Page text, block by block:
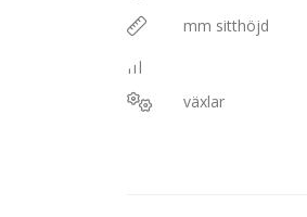
mm sitthöjd
växlar